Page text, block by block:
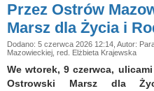
Przez Ostrów
Marsz dla Życia i
Dodano: 5 czerwca 2026 12:14, Autor:
Mazowieckiej, red. Elżbieta Krajewska
We wtorek, 9 czerwca,
Ostrowski Marsz dla